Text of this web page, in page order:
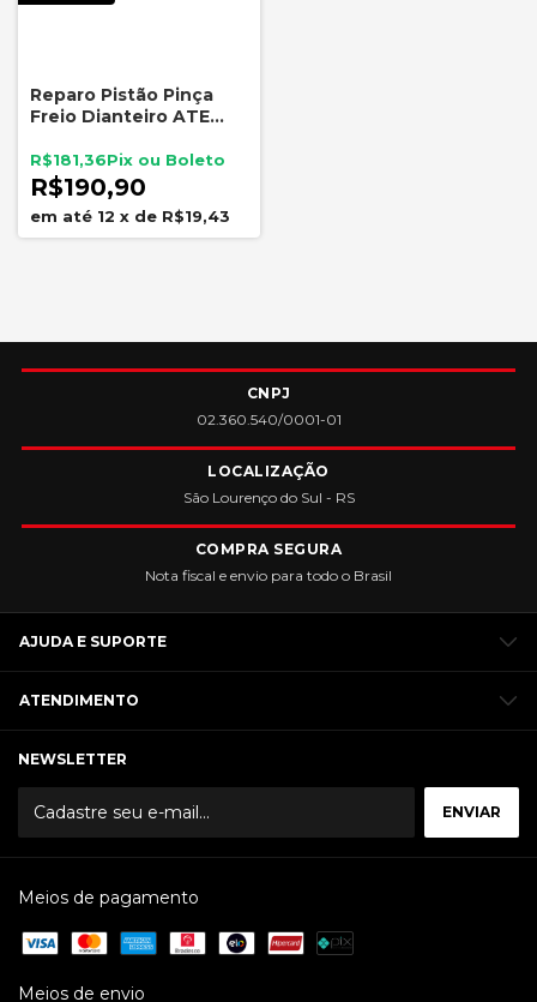
Reparo Pistão Pinça
Freio Dianteiro ATE
Strada Argo Cronos
Mobi
R$190,90
R$181,36
12 x de R$19,43
CNPJ
02.360.540/0001-01
LOCALIZAÇÃO
São Lourenço do Sul - RS
COMPRA SEGURA
Nota fiscal e envio para todo o Brasil
AJUDA E SUPORTE
ATENDIMENTO
NEWSLETTER
Meios de pagamento
Meios de envio